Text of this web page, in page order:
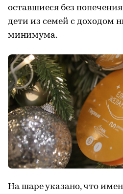
оставшиеся без
дети из семей с доходом
минимума.
На шаре указано, что